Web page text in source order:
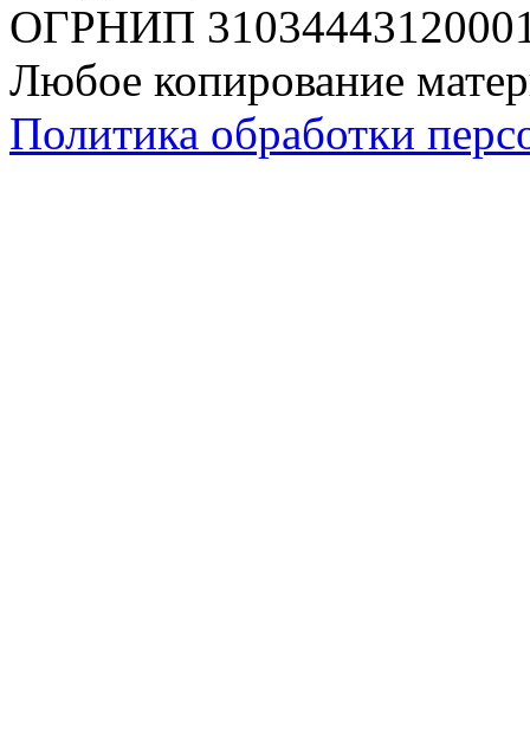
ОГРНИП
Любое копирование
Политика обработки